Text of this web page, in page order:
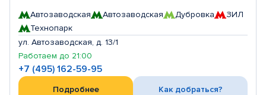
Автозаводская Автозаводская Дубровка
ЗИЛ
Технопарк
ул. Автозаводская, д. 13/1
Работаем до 21:00
+7 (495) 162-59-95
Подробнее Как добраться?